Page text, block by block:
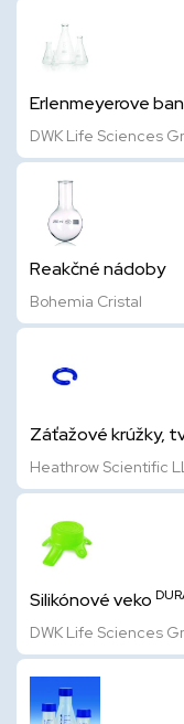
Erlenmeyerove
DWK Life Sciences
Reakčné nádoby
Bohemia Cristal
Záťažové krúžky,
Heathrow Scientific
Silikónové veko
DWK Life Sciences